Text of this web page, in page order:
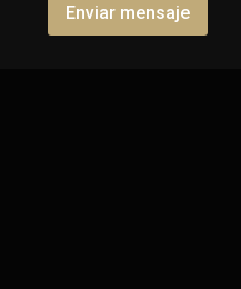
Enviar mensaje